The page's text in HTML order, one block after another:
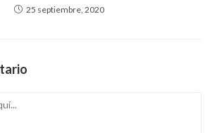
25 septiembre, 2020